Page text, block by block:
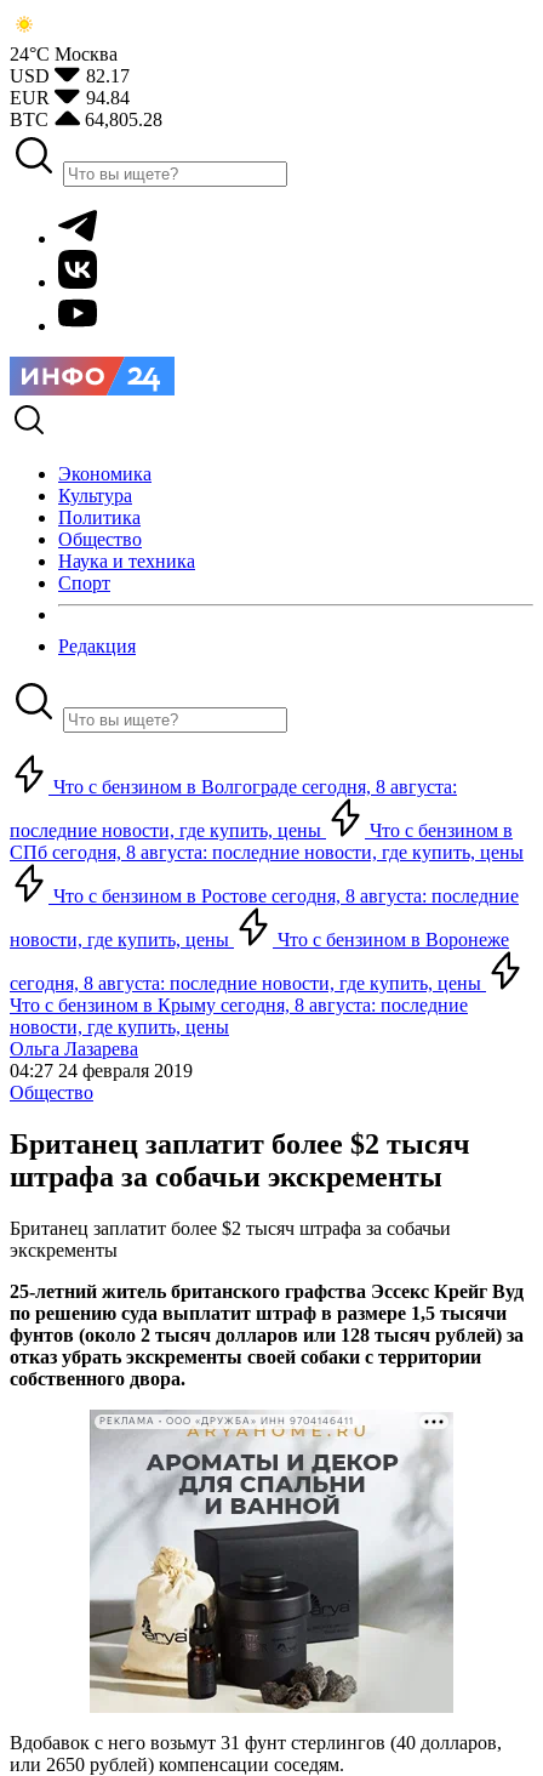
24°С Москва
USD
82.17
EUR
94.84
BTC
64,805.28
Экономика
Культура
Политика
Общество
Наука и техника
Спорт
Редакция
Что с бензином в Волгограде сегодня, 8 августа:
последние новости, где купить, цены
Что с бензином в
СПб сегодня, 8 августа: последние новости, где купить, цены
Что с бензином в Ростове сегодня, 8 августа: последние
новости, где купить, цены Что с бензином в Воронеже
сегодня, 8 августа: последние новости, где купить, цены
Что с бензином в Крыму сегодня, 8 августа: последние
новости, где купить, цены
Ольга Лазарева
04:27 24 февраля 2019
Общество
Британец заплатит более $2 тысяч
штрафа за собачьи экскременты
Британец заплатит более $2 тысяч штрафа за собачьи
экскременты
25-летний житель британского графства Эссекс Крейг Вуд
по решению суда выплатит штраф в размере 1,5 тысячи
фунтов (около 2 тысяч долларов или 128 тысяч рублей) за
отказ убрать экскременты своей собаки с территории
собственного двора.
РЕКЛАМА • ООО «ДРУЖБА» ИНН 9704146411
Вдобавок с него возьмут 31 фунт стерлингов (40 долларов,
или 2650 рублей) компенсации соседям.